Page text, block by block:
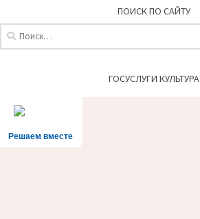
ПОИСК ПО САЙТУ
ГОСУСЛУГИ КУЛЬТУРА
Решаем вместе